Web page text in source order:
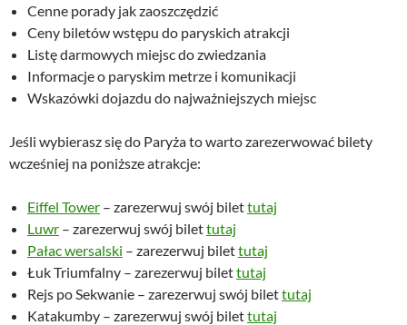
Cenne porady jak zaoszczędzić
Ceny biletów wstępu do paryskich atrakcji
Listę darmowych miejsc do zwiedzania
Informacje o paryskim metrze i komunikacji
Wskazówki dojazdu do najważniejszych miejsc
Jeśli wybierasz się do Paryża to warto zarezerwować bilety
wcześniej na poniższe atrakcje:
Eiffel Tower – zarezerwuj swój bilettutaj
Luwr – zarezerwuj swój bilettutaj
Pałac wersalski – zarezerwuj bilettutaj
Łuk Triumfalny – zarezerwuj bilettutaj
Rejs po Sekwanie – zarezerwuj swój bilettutaj
Katakumby – zarezerwuj swój bilettutaj